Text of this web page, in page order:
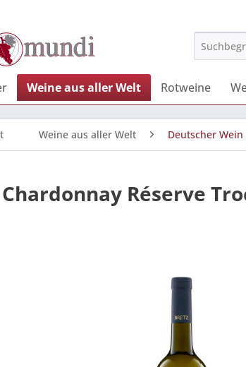
Weine aus aller Welt Rotweine
Weine aus aller Welt Deutscher Wein
Réserve